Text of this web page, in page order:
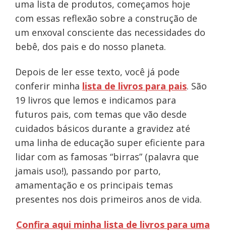
uma lista de produtos, começamos hoje
com essas reflexão sobre a construção de
um enxoval consciente das necessidades do
bebê, dos pais e do nosso planeta.
Depois de ler esse texto, você já pode
conferir minha lista de livros para pais. São
19 livros que lemos e indicamos para
futuros pais, com temas que vão desde
cuidados básicos durante a gravidez até
uma linha de educação super eficiente para
lidar com as famosas “birras” (palavra que
jamais uso!), passando por parto,
amamentação e os principais temas
presentes nos dois primeiros anos de vida.
Confira aqui minha lista de livros para uma